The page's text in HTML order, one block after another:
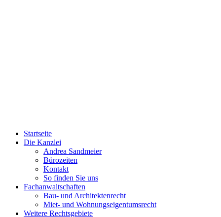
Startseite
Die Kanzlei
Andrea Sandmeier
Bürozeiten
Kontakt
So finden Sie uns
Fachanwaltschaften
Bau- und Architektenrecht
Miet- und Wohnungseigentumsrecht
Weitere Rechtsgebiete